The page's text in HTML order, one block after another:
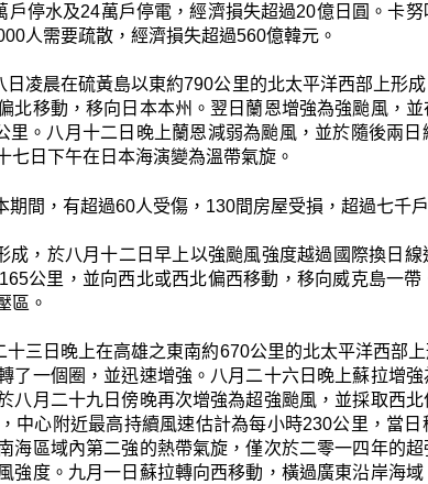
停水及24萬戶停電，經濟損失超過20億日圓。卡
人需要疏散，經濟損失超過560億韓元。
凌晨在硫黃島以東約790公里的北太平洋西部上形
北移動，移向日本本州。翌日蘭恩增強為強颱風，
。八月十二日晚上蘭恩減弱為颱風，並於隨後兩日
日下午在日本海演變為溫帶氣旋。
間，有超過60人受傷，130間房屋受損，超過七千
成，於八月十二日早上以強颱風強度越過國際換日
公里，並向西北或西北偏西移動，移向威克島一
區。
三日晚上在高雄之東南約670公里的北太平洋西部
了一個圈，並迅速增強。八月二十六日晚上蘇拉增
八月二十九日傍晚再次增強為超強颱風，並採取西
中心附近最高持續風速估計為每小時230公里，當日
海區域內第二強的熱帶氣旋，僅次於二零一四年的
強度。九月一日蘇拉轉向西移動，橫過廣東沿岸海